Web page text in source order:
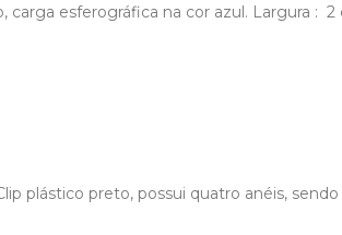
esferográfica na cor azul. Largura :
plástico preto, possui quatro anéis, sendo